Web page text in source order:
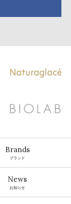
Brands
ブランド
News
お知らせ